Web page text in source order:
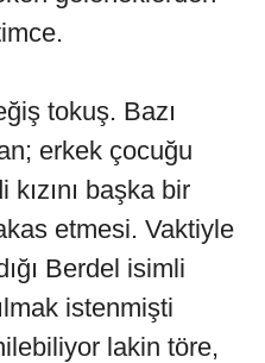
tokuş. Bazı
erkek çocuğu
başka bir
etmesi. Vaktiyle
Berdel isimli
istenmişti
lakin töre,